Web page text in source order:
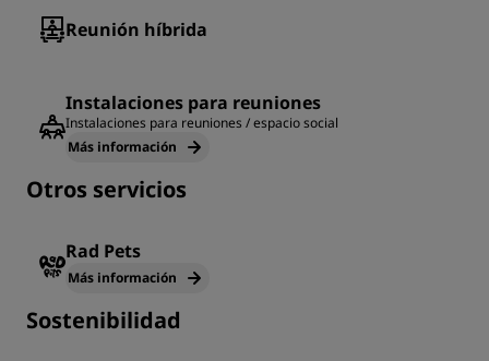
Reunión híbrida
Instalaciones para reuniones
Instalaciones para reuniones / espacio social
Más información
Otros servicios
Rad Pets
Más información
Sostenibilidad